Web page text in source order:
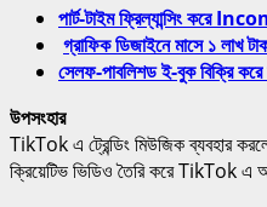
পার্ট-টাইম ফ্রিল্যান্সিং করে
গ্রাফিক ডিজাইনে মাসে ১
সেলফ-পাবলিশড ই-বুক বিক্রি
উপসংহার
TikTok এ ট্রেন্ডিং মিউজিক ব্যবহার করলে
ক্রিয়েটিভ ভিডিও তৈরি করে TikTok এ